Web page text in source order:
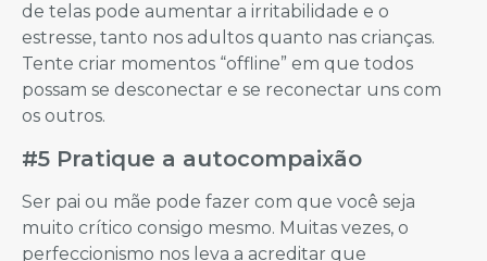
de telas pode aumentar a irritabilidade e o
estresse, tanto nos adultos quanto nas crianças.
Tente criar momentos “offline” em que todos
possam se desconectar e se reconectar uns com
os outros.
#5 Pratique a autocompaixão
Ser pai ou mãe pode fazer com que você seja
muito crítico consigo mesmo. Muitas vezes, o
perfeccionismo nos leva a acreditar que